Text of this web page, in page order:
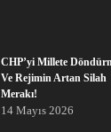
CHP’yi Millete
Ve Rejimin Artan Silah
14 Mayıs 2026